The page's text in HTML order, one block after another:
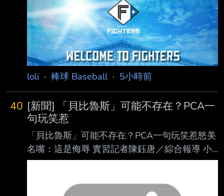
跡象。 劉致榮目前隨著亞運培訓隊移訓，據了
解，近期到場且持續關注的日職球隊包括阪神
虎、 日本火腿鬥士及東北樂天金鷲以及養樂
多；韓職則有樂天巨人等球隊派員到場，顯示劉
致 榮的復出進 度備受亞洲職棒關注。 其中，日
本火腿球團高層岩本賢一表示，球隊確實有在觀
一路
loli · 棒球 Baseball· 5小時前
40 [新聞] 「貝比魯斯」可能不存在？PCA一
句玩笑惹
「貝比魯斯」可能不存在？PCA一句玩笑惹怒美
名嘴：這是侮辱 實習記者陳鈺唐／綜合報導 小
熊明星外野手「PCA」阿姆斯壯（Pete Crow-
目中被提及「棒球之神」貝比魯斯（Babe